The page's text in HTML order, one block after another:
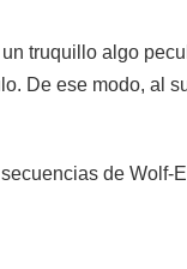
truquillo algo
De ese modo, al
de